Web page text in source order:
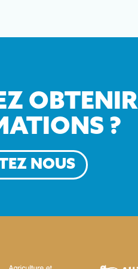
?
NOUS